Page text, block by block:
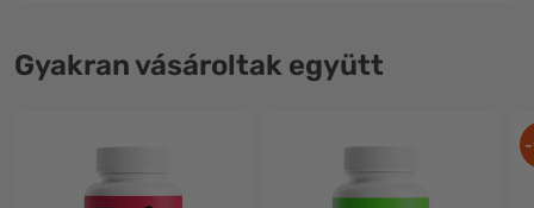
Gyakran vásároltak együtt